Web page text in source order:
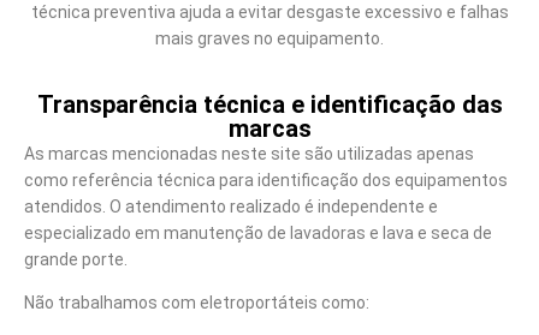
técnica preventiva ajuda a evitar desgaste excessivo e falhas
mais graves no equipamento.
Transparência técnica e identificação das
marcas
As marcas mencionadas neste site são utilizadas apenas
como referência técnica para identificação dos equipamentos
atendidos. O atendimento realizado é independente e
especializado em manutenção de lavadoras e lava e seca de
grande porte.
Não trabalhamos com eletroportáteis como: